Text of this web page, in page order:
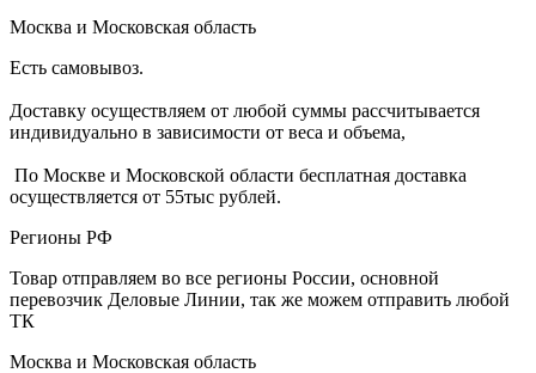
Москва и Московская область
Есть самовывоз.
Доставку осуществляем от любой суммы рассчитывается
индивидуально в зависимости от веса и объема,
По Москве и Московской области бесплатная доставка
осуществляется от 55тыс рублей.
Регионы РФ
Товар отправляем во все регионы России, основной
перевозчик Деловые Линии, так же можем отправить любой
ТК
Москва и Московская область